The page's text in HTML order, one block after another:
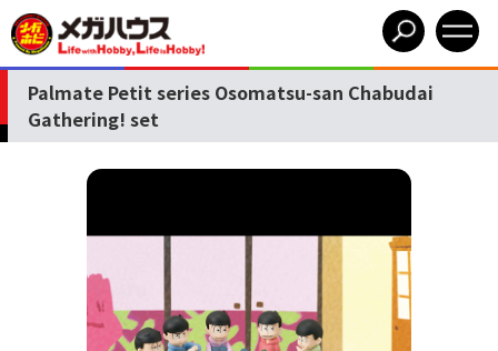
Palmate Petit series Osomatsu-san Chabudai
Gathering! set